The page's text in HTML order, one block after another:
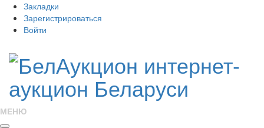
Закладки
Зарегистрироваться
Войти
МЕНЮ